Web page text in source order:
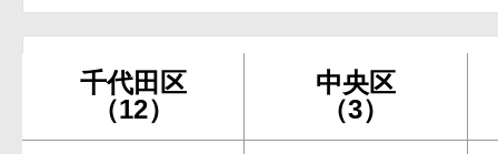
千代田区
（12）
中央区
（3）